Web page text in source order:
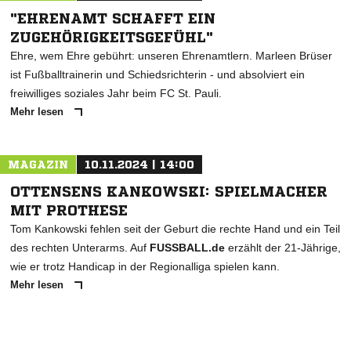
"EHRENAMT SCHAFFT EIN
ZUGEHÖRIGKEITSGEFÜHL"
Ehre, wem Ehre gebührt: unseren Ehrenamtlern. Marleen Brüser
ist Fußballtrainerin und Schiedsrichterin - und absolviert ein
freiwilliges soziales Jahr beim FC St. Pauli.
Mehr lesen
MAGAZIN 10.11.2024 | 14:00
OTTENSENS KANKOWSKI: SPIELMACHER
MIT PROTHESE
Tom Kankowski fehlen seit der Geburt die rechte Hand und ein Teil
des rechten Unterarms. Auf FUSSBALL.de erzählt der 21-Jährige,
wie er trotz Handicap in der Regionalliga spielen kann.
Mehr lesen